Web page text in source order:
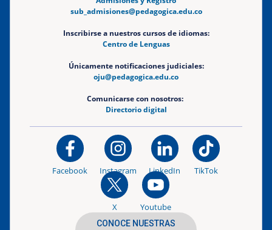
sub_admisiones@pedagogica.edu.co
Inscribirse a nuestros cursos de idiomas:
Centro de Lenguas
Únicamente notificaciones judiciales:
oju@pedagogica.edu.co
Comunicarse con nosotros:
Directorio digital
Facebook Instagram LinkedIn TikTok
X Youtube
CONOCE NUESTRAS